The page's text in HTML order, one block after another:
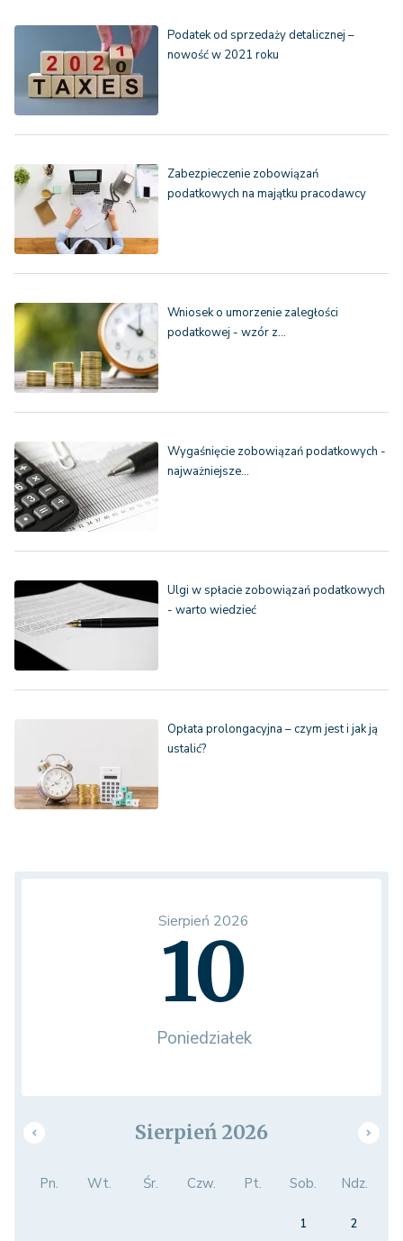
Podatek od sprzedaży detalicznej –
nowość w 2021 roku
Zabezpieczenie zobowiązań
podatkowych na majątku pracodawcy
Wniosek o umorzenie zaległości
podatkowej - wzór z…
Wygaśnięcie zobowiązań podatkowych -
najważniejsze…
Ulgi w spłacie zobowiązań podatkowych
- warto wiedzieć
Opłata prolongacyjna – czym jest i jak ją
ustalić?
Sierpień 2026
10
Poniedziałek
Sierpień 2026
Pn. Wt. Śr. Czw. Pt. Sob. Ndz.
1
2